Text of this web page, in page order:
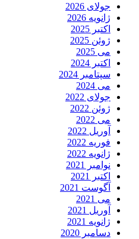
جولای 2026
ژانویه 2026
اکتبر 2025
ژوئن 2025
می 2025
اکتبر 2024
سپتامبر 2024
می 2024
جولای 2022
ژوئن 2022
می 2022
آوریل 2022
فوریه 2022
ژانویه 2022
نوامبر 2021
اکتبر 2021
آگوست 2021
می 2021
آوریل 2021
ژانویه 2021
دسامبر 2020